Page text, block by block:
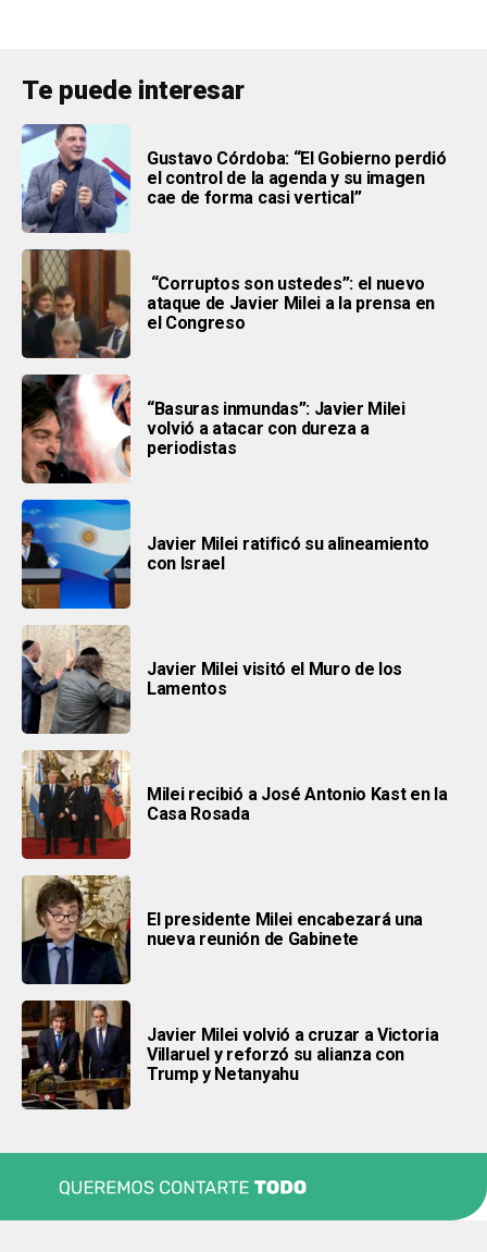
Te puede interesar
Gustavo Córdoba: “El Gobierno perdió
el control de la agenda y su imagen
cae de forma casi vertical”
“Corruptos son ustedes”: el nuevo
ataque de Javier Milei a la prensa en
el Congreso
“Basuras inmundas”: Javier Milei
volvió a atacar con dureza a
periodistas
Javier Milei ratificó su alineamiento
con Israel
Javier Milei visitó el Muro de los
Lamentos
Milei recibió a José Antonio Kast en la
Casa Rosada
El presidente Milei encabezará una
nueva reunión de Gabinete
Javier Milei volvió a cruzar a Victoria
Villaruel y reforzó su alianza con
Trump y Netanyahu